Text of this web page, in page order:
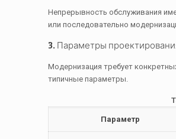
Непрерывность обслуживания
или последовательно
3. Параметры
Модернизация требует
типичные параметры.
Параметр